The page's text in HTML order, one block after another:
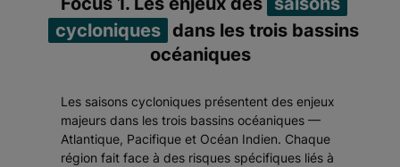
cycloniques dans les trois bassins
océaniques
Les saisons cycloniques présentent des enjeux
majeurs dans les trois bassins océaniques —
Atlantique, Pacifique et Océan Indien. Chaque
région fait face à des risques spécifiques liés à